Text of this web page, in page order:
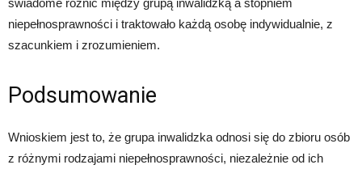
świadome różnic między grupą inwalidzką a stopniem
niepełnosprawności i traktowało każdą osobę indywidualnie, z
szacunkiem i zrozumieniem.
Podsumowanie
Wnioskiem jest to, że grupa inwalidzka odnosi się do zbioru osób
z różnymi rodzajami niepełnosprawności, niezależnie od ich